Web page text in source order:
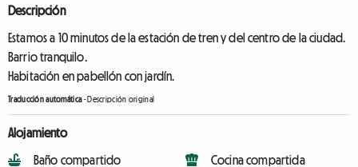
Descripción
Estamos a 10 minutos de la estación de tren y del centro de la ciudad.
Barrio tranquilo.
Habitación en pabellón con jardín.
Traducción automática-Descripción original
Alojamiento
Baño compartido
Cocina compartida